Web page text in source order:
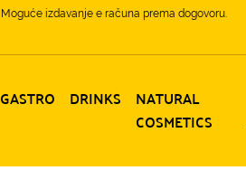
Moguće izdavanje e računa prema dogovoru.
GASTRO DRINKS
NATURAL
COSMETICS